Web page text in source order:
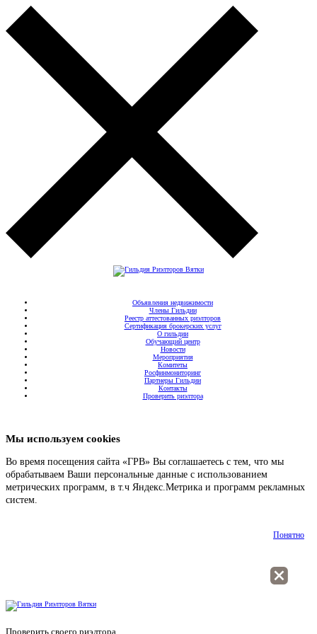
Объявления недвижимости
Члены Гильдии
Реестр аттестованных риэлторов
Сертификация брокерских услуг
О гильдии
Обучающий центр
Новости
Мероприятия
Комитеты
Росфинмониторинг
Партнеры Гильдии
Контакты
Проверить риэлтора
Мы используем cookies
Во время посещения сайта «ГРВ» Вы соглашаетесь с тем, что мы
обрабатываем Ваши персональные данные с использованием
метрических программ, в т.ч Яндекс.Метрика и программ рекламных
систем.
Понятно
Проверить своего риэлтора